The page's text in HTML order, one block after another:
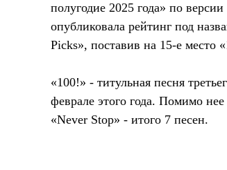
полугодие 2025 года» по
опубликовала рейтинг под
Picks», поставив на 15-е место
«100!» - титульная песня
феврале этого года. Помимо
«Never Stop» - итого 7 песен.